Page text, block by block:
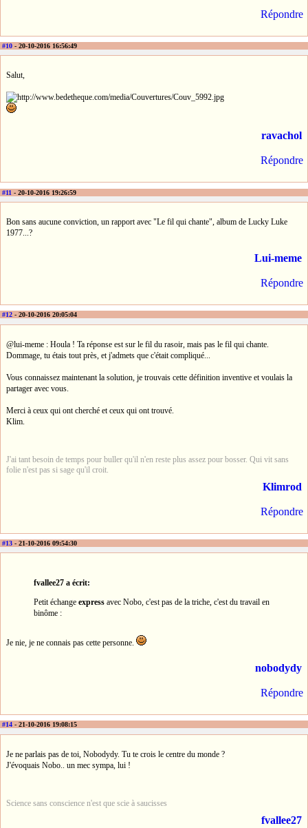
Répondre
#10 - 20-10-2016 16:56:49
Salut,
ravachol
Répondre
#11 - 20-10-2016 19:26:59
Bon sans aucune conviction, un rapport avec "Le fil qui chante", album de Lucky Luke
1977...?
Lui-meme
Répondre
#12 - 20-10-2016 20:05:04
@lui-meme : Houla ! Ta réponse est sur le fil du rasoir, mais pas le fil qui chante.
Dommage, tu étais tout près, et j'admets que c'était compliqué...
Vous connaissez maintenant la solution, je trouvais cette définition inventive et voulais la
partager avec vous.
Merci à ceux qui ont cherché et ceux qui ont trouvé.
Klim.
J'ai tant besoin de temps pour buller qu'il n'en reste plus assez pour bosser. Qui vit sans
folie n'est pas si sage qu'il croit.
Klimrod
Répondre
#13 - 21-10-2016 09:54:30
fvallee27 a écrit:
Petit échange express avec Nobo, c'est pas de la triche, c'est du travail en
binôme :
Je nie, je ne connais pas cette personne.
nobodydy
Répondre
#14 - 21-10-2016 19:08:15
Je ne parlais pas de toi, Nobodydy. Tu te crois le centre du monde ?
J'évoquais Nobo.. un mec sympa, lui !
Science sans conscience n'est que scie à saucisses
fvallee27